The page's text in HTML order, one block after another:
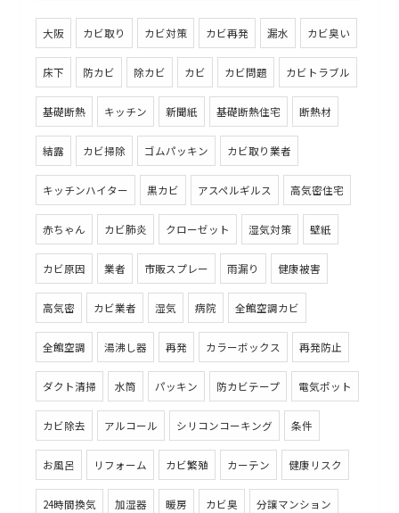
大阪 カビ取り カビ対策 カビ再発 漏水 カビ臭い
床下 防カビ 除カビ カビ カビ問題 カビトラブル
基礎断熱 キッチン 新聞紙 基礎断熱住宅 断熱材
結露 カビ掃除 ゴムパッキン カビ取り業者
キッチンハイター 黒カビ アスペルギルス 高気密住宅
赤ちゃん カビ肺炎 クローゼット 湿気対策 壁紙
カビ原因 業者 市販スプレー 雨漏り 健康被害
高気密 カビ業者 湿気 病院 全館空調カビ
全館空調 湯沸し器 再発 カラーボックス 再発防止
ダクト清掃 水筒 パッキン 防カビテープ 電気ポット
カビ除去 アルコール シリコンコーキング 条件
お風呂 リフォーム カビ繁殖 カーテン 健康リスク
24時間換気 加湿器 暖房 カビ臭 分譲マンション